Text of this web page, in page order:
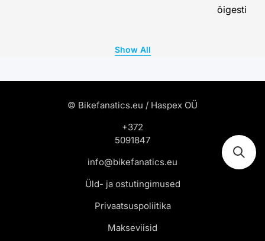
õigesti
Show All
© Bikefanatics.eu / Haspex OÜ
+372
5091847
info@bikefanatics.eu
Üld- ja ostutingimused
Privaatsuspoliitika
Makseviisid